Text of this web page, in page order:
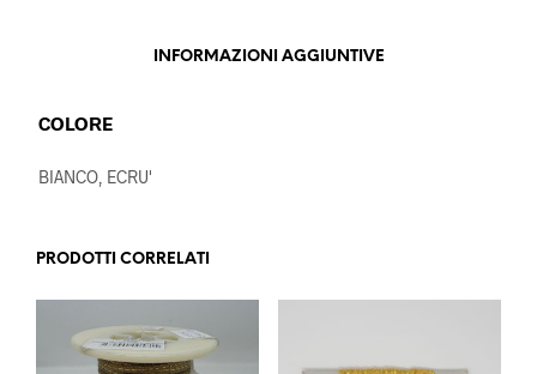
INFORMAZIONI AGGIUNTIVE
COLORE
BIANCO, ECRU'
PRODOTTI CORRELATI